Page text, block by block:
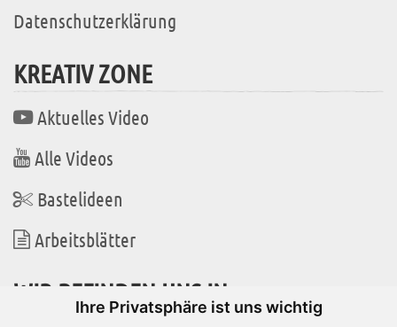
Ihre Privatsphäre ist uns wichtig
Datenschutzerklärung
KREATIV ZONE
Aktuelles Video
Alle Videos
Bastelideen
Arbeitsblätter
WIR BEFINDEN UNS IN